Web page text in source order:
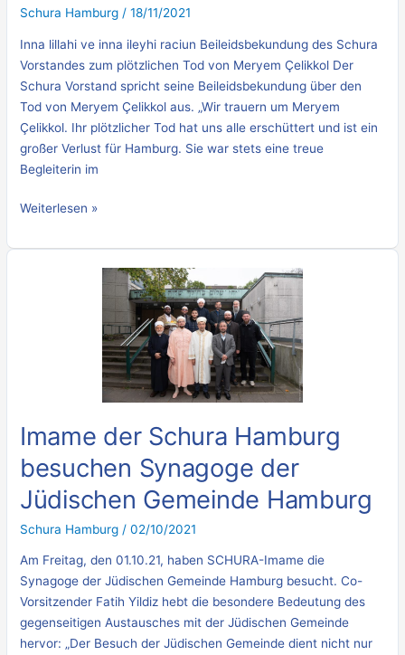
Schura Hamburg /18/11/2021
Inna lillahi ve inna ileyhi raciun Beileidsbekundung des Schura
Vorstandes zum plötzlichen Tod von Meryem Çelikkol Der
Schura Vorstand spricht seine Beileidsbekundung über den
Tod von Meryem Çelikkol aus. „Wir trauern um Meryem
Çelikkol. Ihr plötzlicher Tod hat uns alle erschüttert und ist ein
großer Verlust für Hamburg. Sie war stets eine treue
Begleiterin im
Weiterlesen »
Imame der Schura Hamburg
besuchen Synagoge der
Jüdischen Gemeinde Hamburg
Schura Hamburg /02/10/2021
Am Freitag, den 01.10.21, haben SCHURA-Imame die
Synagoge der Jüdischen Gemeinde Hamburg besucht. Co-
Vorsitzender Fatih Yildiz hebt die besondere Bedeutung des
gegenseitigen Austausches mit der Jüdischen Gemeinde
hervor: „Der Besuch der Jüdischen Gemeinde dient nicht nur
Gemeinde
Hamburg